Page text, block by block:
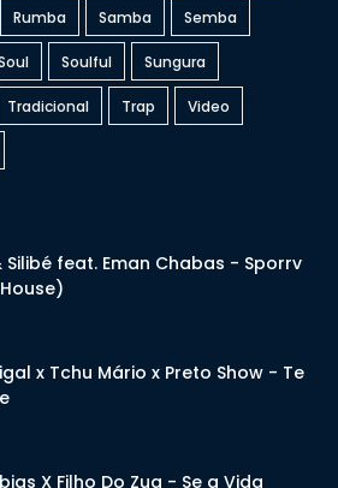
Rumba Samba Semba
Soulful Sungura
Tradicional Trap Video
Silibé feat. Eman Chabas - Sporrv
x Tchu Mário x Preto Show - Te
X Filho Do Zua - Se a Vida